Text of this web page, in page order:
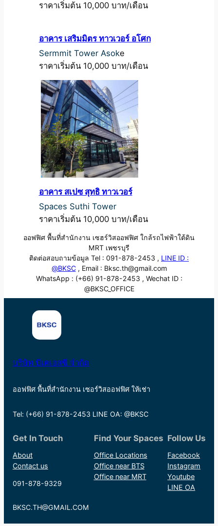
ราคาเริ่มต้น 10,000 บาท/เดือน
อาคาร เสริมมิตร ทาวเวอร์ อโศก
Sermmit Tower Asoke
ราคาเริ่มต้น 10,000 บาท/เดือน
อาคาร สเปซ สุทธิ ทาวเวอร์
Spaces Suthi Tower
ราคาเริ่มต้น 10,000 บาท/เดือน
ออฟฟิศ พื้นที่สำนักงาน เซฮร์วิสออฟฟิศ ใกล้รถไฟฟ้าใต้ดิน
MRT เพชรบุรี
ติดต่อสอบถามข้อมูล Tel : 091-878-2453 , LINE ID :
@BKSC, Email : Bksc.th@gmail.com
WhatsApp : (+66) 91-878-2453 , Wechat ID :
@BKSC_OFFICE
บริษัท บีเคเอสซี จำกัด
ออฟฟิศ พื้นที่สำนักงาน เซอร์วิสออฟฟิศ ให้เช่า
Tel: (+66) 91-878-2453 LINE OA: @BKSC
Get In Touch
About
Contact us
091-878-9329
BKSC.TH@GMAIL.COM
Find Your Spaces
Office Locations
Office near BTS
Office near MRT
Follow Us
Facebook
Instagram
Youtube
LINE OA